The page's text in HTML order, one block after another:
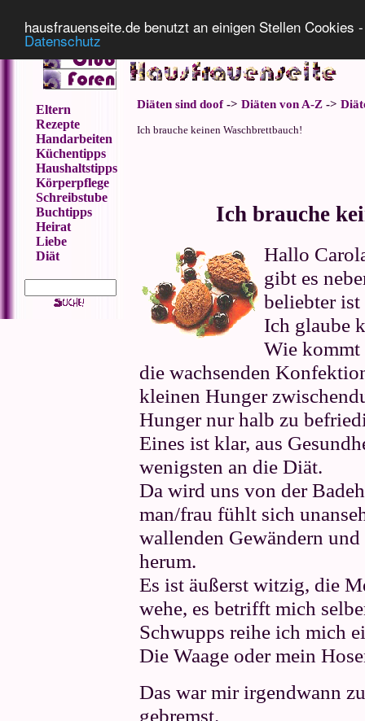
hausfrauenseite.de benutzt an einigen Stellen
Datenschutz
Eltern
Rezepte
Handarbeiten
Küchentipps
Haushaltstipps
Körperpflege
Schreibstube
Buchtipps
Heirat
Liebe
Diät
Diäten sind doof-> Diäten von A-Z ->
Ich brauche keinen Waschbrettbauch!
Ich brauche
Hallo
gibt es
beliebter
Ich glaube
Wie kommt
die wachsenden
kleinen Hunger
Hunger nur halb zu
Eines ist klar, aus
wenigsten an die Diät.
Da wird uns von der
man/frau fühlt sich
wallenden Gewändern
herum.
Es ist äußerst witzig, die
wehe, es betrifft mich
Schwupps reihe ich mich
Die Waage oder mein
Das war mir irgendwann
gebremst.